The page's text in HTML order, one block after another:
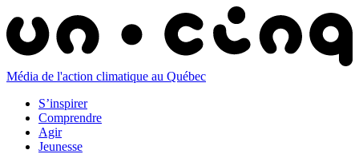
Média de l'action climatique au Québec
S’inspirer
Comprendre
Agir
Jeunesse